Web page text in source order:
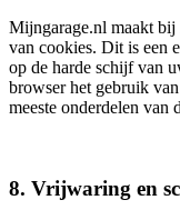
Mijngarage.nl maakt bij
van cookies. Dit is een
op de harde schijf van
browser het gebruik
meeste onderdelen van
8. Vrijwaring en